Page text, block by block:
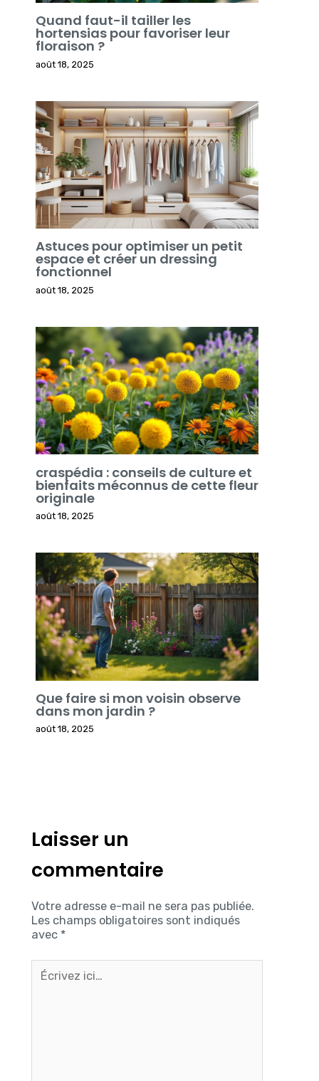
Quand faut-il tailler les
hortensias pour favoriser leur
floraison ?
août 18, 2025
Astuces pour optimiser un petit
espace et créer un dressing
fonctionnel
août 18, 2025
craspédia : conseils de culture et
bienfaits méconnus de cette fleur
originale
août 18, 2025
Que faire si mon voisin observe
dans mon jardin ?
août 18, 2025
Laisser un
commentaire
Votre adresse e-mail ne sera pas publiée.
Les champs obligatoires sont indiqués
avec *
Écrivez
ici…